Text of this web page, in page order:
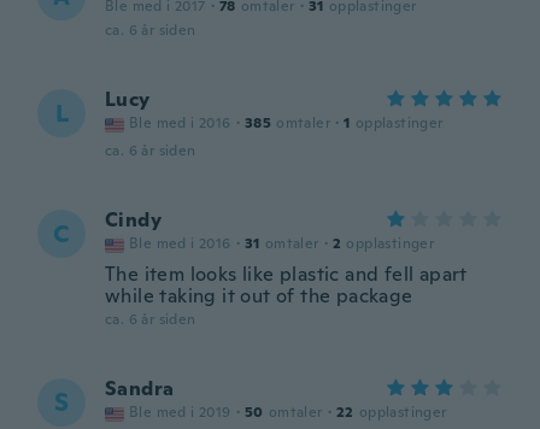
Ble med i 2017 · 78 omtaler · 31 opplastinger
ca. 6 år siden
L Lucy
Ble med i 2016 · 385 omtaler · 1 opplastinger
ca. 6 år siden
C Cindy
Ble med i 2016 · 31 omtaler · 2 opplastinger
The item looks like plastic and fell apart
while taking it out of the package
ca. 6 år siden
S Sandra
Ble med i 2019 · 50 omtaler · 22 opplastinger